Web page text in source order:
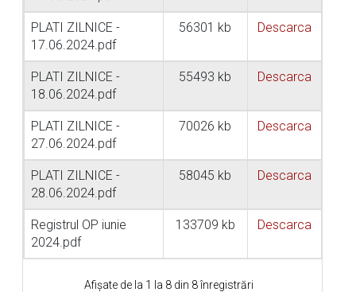
PLATI ZILNICE -
17.06.2024.pdf
56301 kb Descarca
PLATI ZILNICE -
18.06.2024.pdf
55493 kb Descarca
PLATI ZILNICE -
27.06.2024.pdf
70026 kb Descarca
PLATI ZILNICE -
28.06.2024.pdf
58045 kb Descarca
Registrul OP iunie
2024.pdf
133709 kb Descarca
Afișate de la 1 la 8 din 8 înregistrări